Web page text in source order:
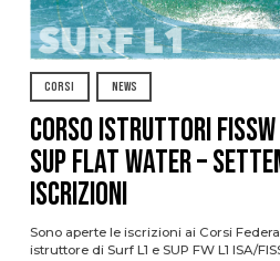
CORSI NEWS
CORSO ISTRUTTORI
SUP Flat Water –
ISCRIZIONI
Sono aperte le iscrizioni ai Corsi
istruttore di Surf L1 e SUP FW L1 ISA/